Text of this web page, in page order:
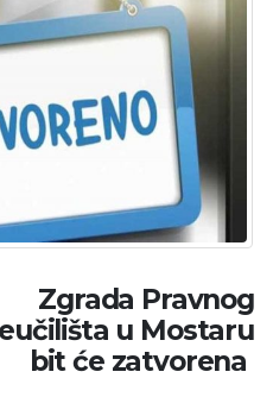
Zgrada Pravnog
u Mostaru
bit će zatvorena